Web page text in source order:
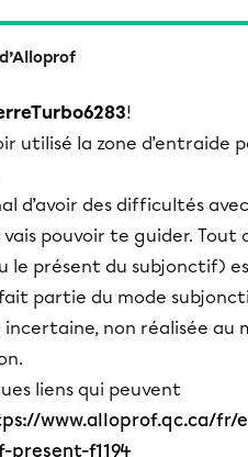
!
utilisé la zone d’entraide
d’avoir des difficultés
pouvoir te guider. Tout
le présent du subjonctif)
partie du mode
non réalisée au
liens qui peuvent
www.alloprof.qc.ca/fr/
present-f1194